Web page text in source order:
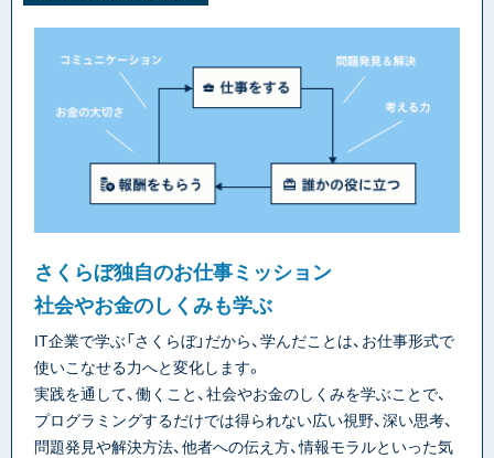
さくらぼ独自のお仕事ミッション
社会やお金のしくみも学ぶ
IT企業で学ぶ「さくらぼ」だから、学んだことは、お仕事形式で
使いこなせる力へと変化します。
実践を通して、働くこと、社会やお金のしくみを学ぶことで、
プログラミングするだけでは得られない広い視野、深い思考、
問題発見や解決方法、他者への伝え方、情報モラルといった気